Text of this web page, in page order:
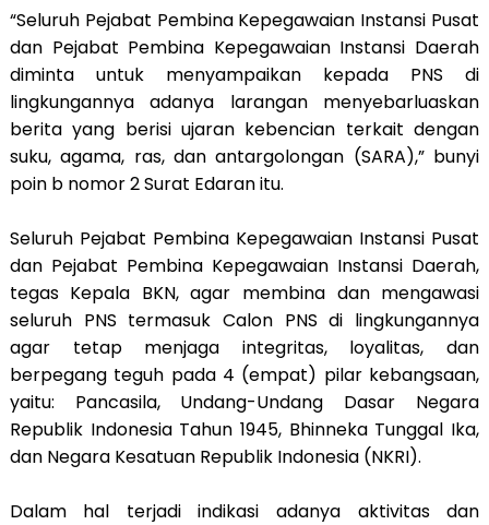
“Seluruh Pejabat Pembina Kepegawaian Instansi Pusat
dan Pejabat Pembina Kepegawaian Instansi Daerah
diminta untuk menyampaikan kepada PNS di
lingkungannya adanya larangan menyebarluaskan
berita yang berisi ujaran kebencian terkait dengan
suku, agama, ras, dan antargolongan (SARA),” bunyi
poin b nomor 2 Surat Edaran itu.
Seluruh Pejabat Pembina Kepegawaian Instansi Pusat
dan Pejabat Pembina Kepegawaian Instansi Daerah,
tegas Kepala BKN, agar membina dan mengawasi
seluruh PNS termasuk Calon PNS di lingkungannya
agar tetap menjaga integritas, loyalitas, dan
berpegang teguh pada 4 (empat) pilar kebangsaan,
yaitu: Pancasila, Undang-Undang Dasar Negara
Republik Indonesia Tahun 1945, Bhinneka Tunggal Ika,
dan Negara Kesatuan Republik Indonesia (NKRI).
Dalam hal terjadi indikasi adanya aktivitas dan